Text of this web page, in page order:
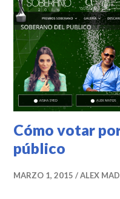
Cómo votar
público
MARZO 1, 2015 ALEX